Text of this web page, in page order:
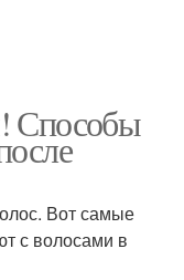
Способы
Вот самые
с волосами в